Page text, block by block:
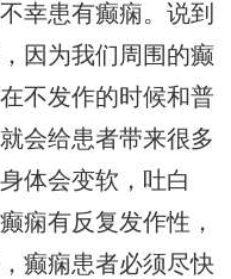
幸患有癫痫。说到
因为我们周围的癫
不发作的时候和普
会给患者带来很多
体会变软，吐白
痫有反复发作性，
癫痫患者必须尽快